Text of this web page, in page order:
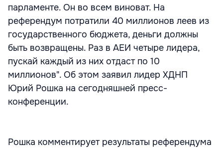
парламенте. Он во всем виноват. На
референдум потратили 40 миллионов леев из
государственного бюджета, деньги должны
быть возвращены. Раз в АЕИ четыре лидера,
пускай каждый из них отдаст по 10
миллионов". Об этом заявил лидер ХДНП
Юрий Рошка на сегодняшней пресс-
конференции.
Рошка комментирует результаты референдума